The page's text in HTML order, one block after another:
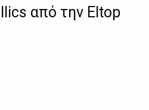
από την Eltop